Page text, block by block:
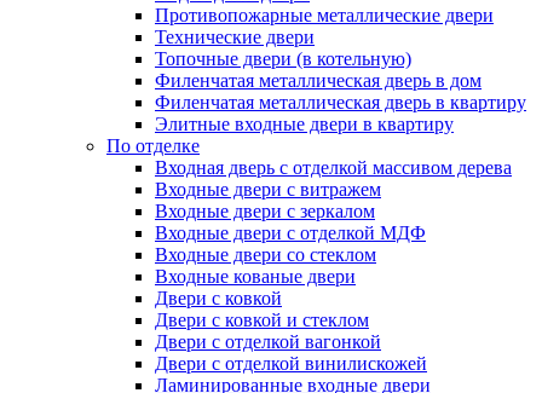
Противопожарные металлические двери
Технические двери
Топочные двери (в котельную)
Филенчатая металлическая дверь в дом
Филенчатая металлическая дверь в квартиру
Элитные входные двери в квартиру
По отделке
Входная дверь с отделкой массивом дерева
Входные двери с витражем
Входные двери с зеркалом
Входные двери с отделкой МДФ
Входные двери со стеклом
Входные кованые двери
Двери с ковкой
Двери с ковкой и стеклом
Двери с отделкой вагонкой
Двери с отделкой винилискожей
Ламинированные входные двери